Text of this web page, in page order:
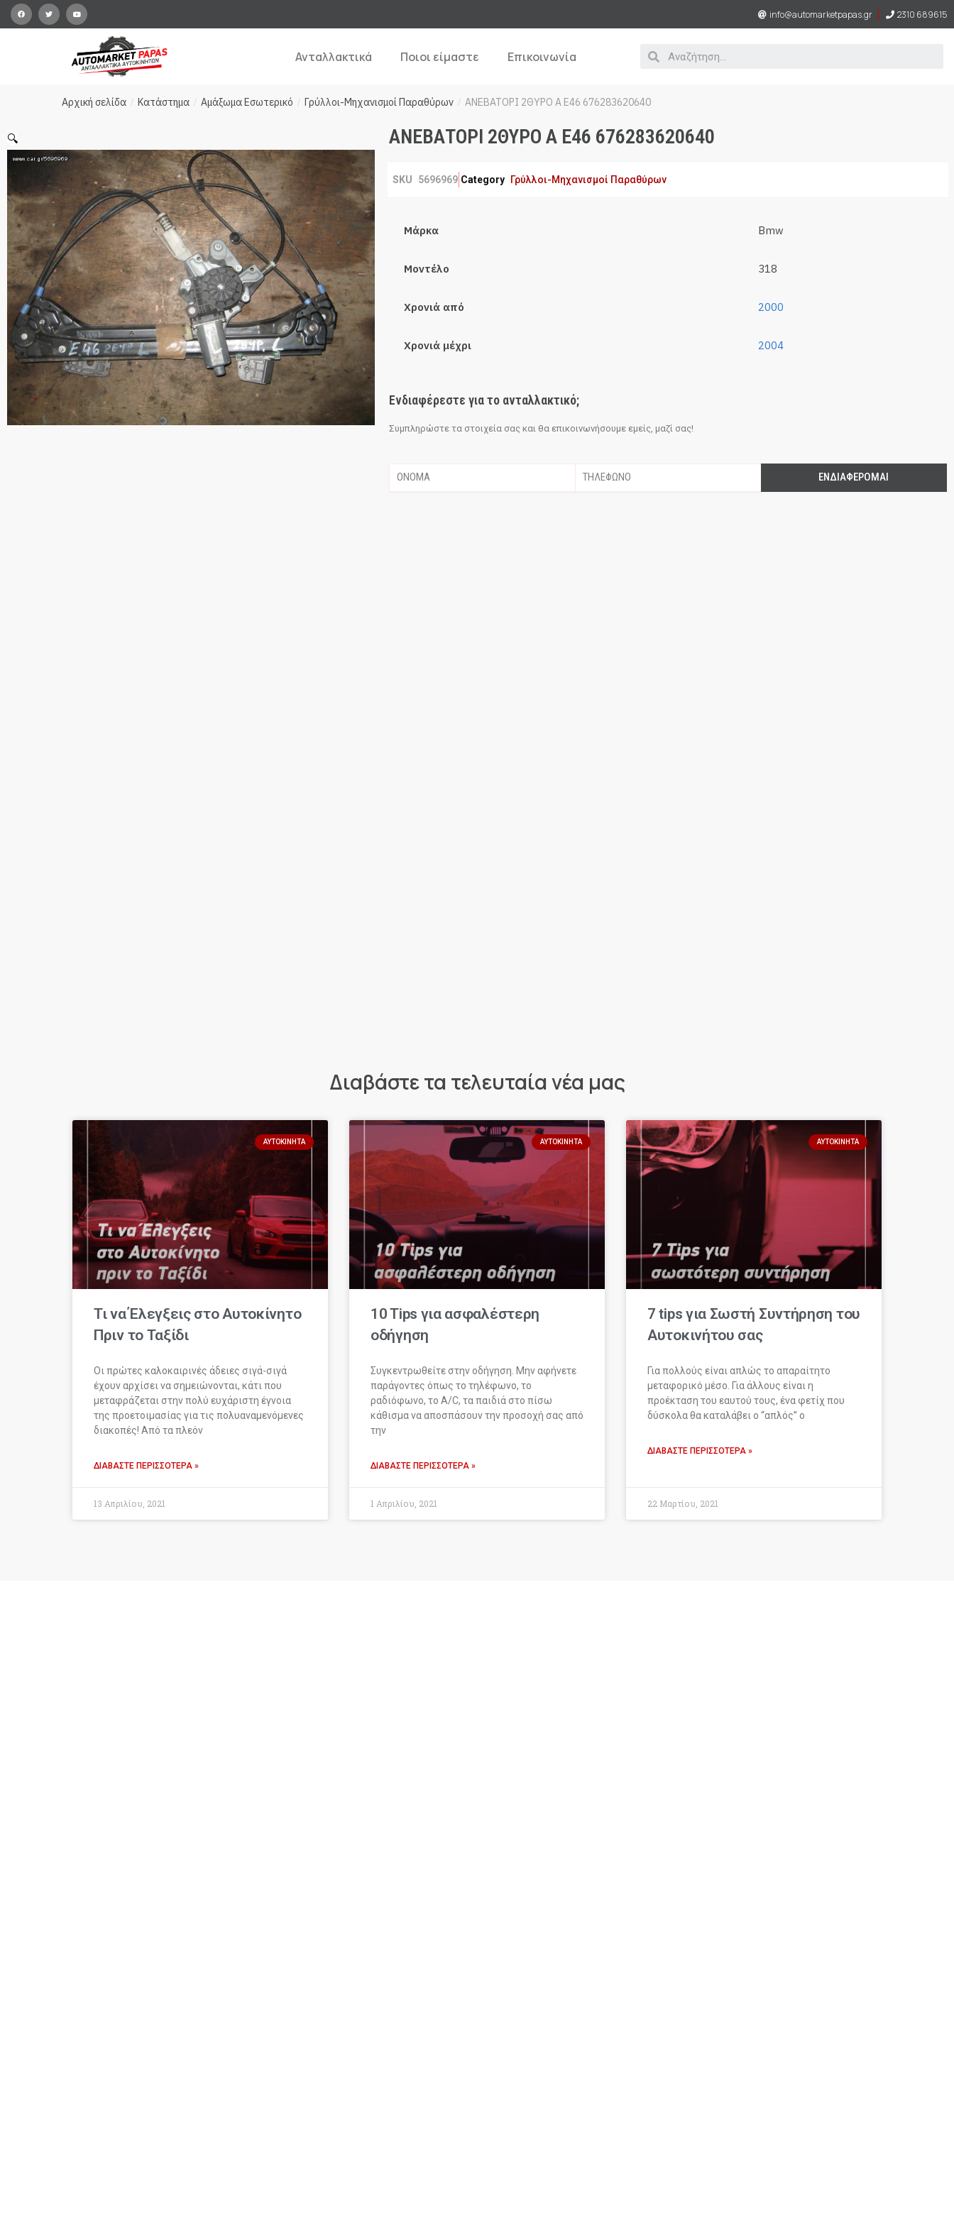
info@automarketpapas.gr 2310 689615
Ανταλλακτικά Ποιοι είμαστε Επικοινωνία
Αρχική σελίδα / Κατάστημα / Αμάξωμα Εσωτερικό / Γρύλλοι-Μηχανισμοί Παραθύρων / ΑΝΕΒΑΤΟΡΙ 2ΘΥΡΟ Α E46 676283620640
🔍 ΑΝΕΒΑΤΟΡΙ 2ΘΥΡΟ Α E46 676283620640
SKU 5696969 Category Γρύλλοι-Μηχανισμοί Παραθύρων
Μάρκα Bmw
Μοντέλο 318
Χρονιά από 2000
Χρονιά μέχρι 2004
Ενδιαφέρεστε για το ανταλλακτικό;
Συμπληρώστε τα στοιχεία σας και θα επικοινωνήσουμε εμείς, μαζί σας!
ΕΝΔΙΑΦΈΡΟΜΑΙ
Διαβάστε τα τελευταία νέα μας
ΑΥΤΟΚΊΝΗΤΑ
Τι να Έλεγξεις στο Αυτοκίνητο
Πριν το Ταξίδι
Οι πρώτες καλοκαιρινές άδειες σιγά-σιγά
έχουν αρχίσει να σημειώνονται, κάτι που
μεταφράζεται στην πολύ ευχάριστη έγνοια
της προετοιμασίας για τις πολυαναμενόμενες
διακοπές! Από τα πλεόν
ΔΙΑΒΆΣΤΕ ΠΕΡΙΣΣΌΤΕΡΑ »
13 Απριλίου, 2021
ΑΥΤΟΚΊΝΗΤΑ
10 Tips για ασφαλέστερη
οδήγηση
Συγκεντρωθείτε στην οδήγηση. Μην αφήνετε
παράγοντες όπως το τηλέφωνο, το
ραδιόφωνο, το A/C, τα παιδιά στο πίσω
κάθισμα να αποσπάσουν την προσοχή σας από
την
ΔΙΑΒΆΣΤΕ ΠΕΡΙΣΣΌΤΕΡΑ »
1 Απριλίου, 2021
ΑΥΤΟΚΊΝΗΤΑ
7 tips για Σωστή Συντήρηση του
Αυτοκινήτου σας
Για πολλούς είναι απλώς το απαραίτητο
μεταφορικό μέσο. Για άλλους είναι η
προέκταση του εαυτού τους, ένα φετίχ που
δύσκολα θα καταλάβει ο “απλός” ο
ΔΙΑΒΆΣΤΕ ΠΕΡΙΣΣΌΤΕΡΑ »
22 Μαρτίου, 2021